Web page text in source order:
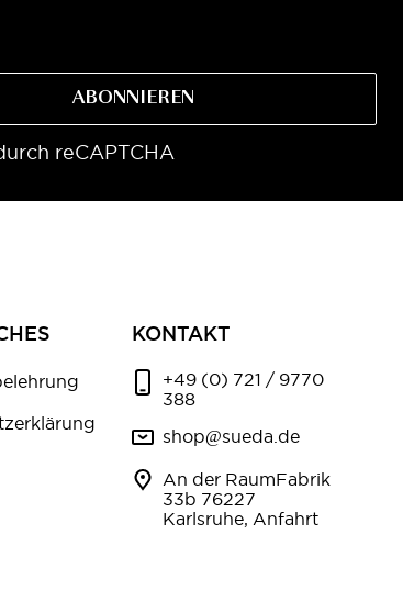
ABONNIEREN
reCAPTCHA
KONTAKT
+49 (0) 721 / 9770
388
shop@sueda.de
An der RaumFabrik
33b 76227
Karlsruhe, Anfahrt